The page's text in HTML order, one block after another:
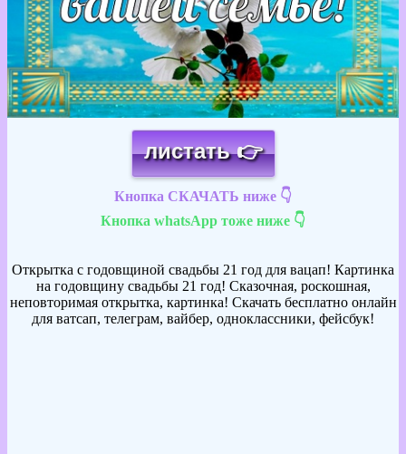
листать 👉
Кнопка СКАЧАТЬ ниже 👇
Кнопка whatsApp тоже ниже 👇
Открытка с годовщиной свадьбы 21 год для вацап! Картинка
на годовщину свадьбы 21 год! Сказочная, роскошная,
неповторимая открытка, картинка! Скачать бесплатно онлайн
для ватсап, телеграм, вайбер, одноклассники, фейсбук!